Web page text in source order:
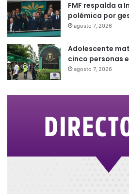
FMF respalda a
polémica por
agosto 7, 2026
Adolescente
cinco personas
agosto 7, 2026